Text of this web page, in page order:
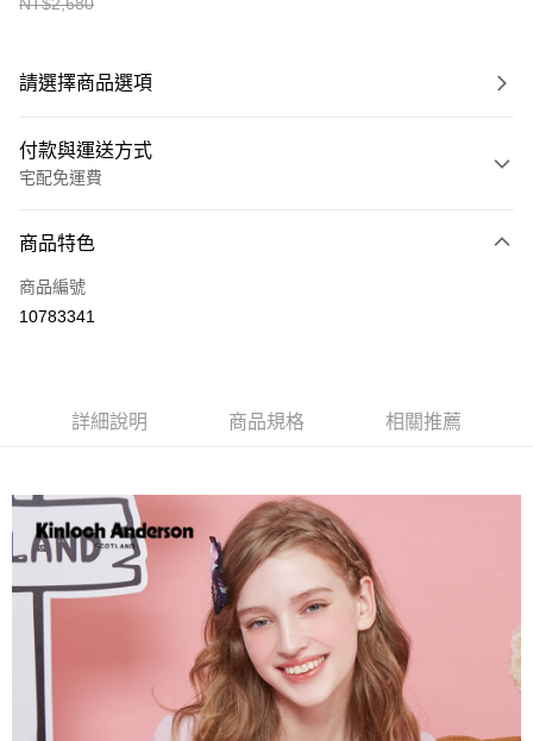
請選擇商品選項
付款與運送方式
宅配免運費
信用卡一次付款
LINE Pay
運送方式
付款後全家取貨
每筆NT$60，滿NT$1,000(含以上)免運費
付款後7-11取貨
每筆NT$60，滿NT$1,000(含以上)免運費
宅配
商品特色
商品編號
10783341
詳細說明 商品規格 相關推薦